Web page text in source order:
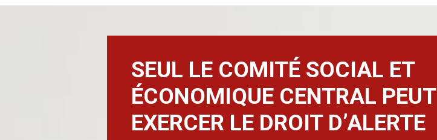
content
SEUL LE COMITÉ SOCIAL ET
ÉCONOMIQUE CENTRAL PEUT
EXERCER LE DROIT D’ALERTE